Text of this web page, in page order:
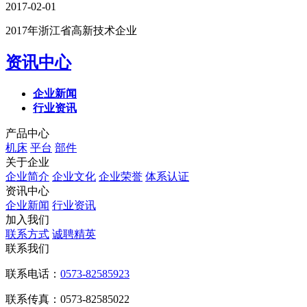
2017-02-01
2017年浙江省高新技术企业
资讯中心
企业新闻
行业资讯
产品中心
机床 平台 部件
关于企业
企业简介 企业文化 企业荣誉 体系认证
资讯中心
企业新闻 行业资讯
加入我们
联系方式 诚聘精英
联系我们
联系电话： 0573-82585923
联系传真：0573-82585022